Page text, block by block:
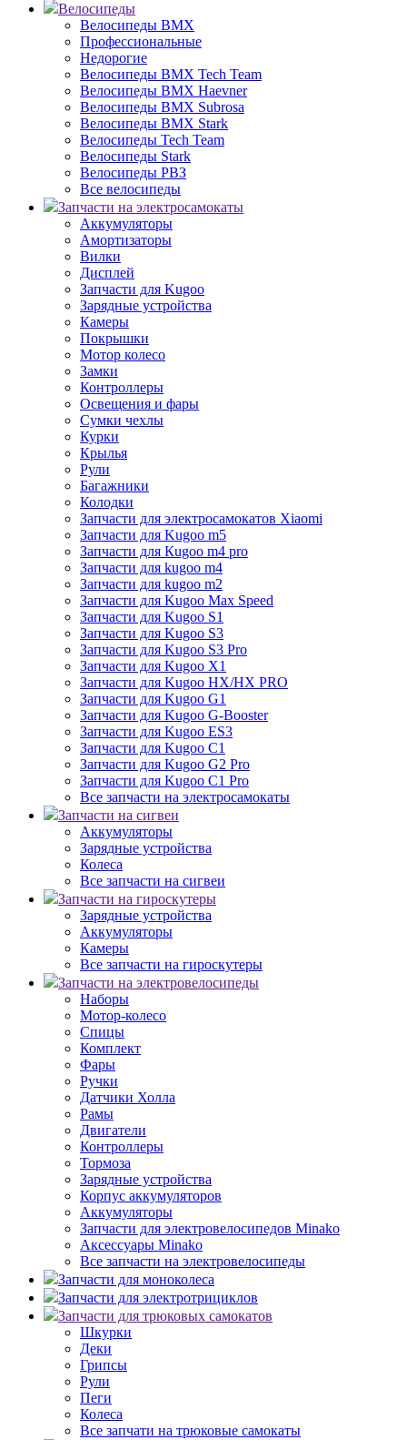
Велосипеды
Велосипеды BMX
Профессиональные
Недорогие
Велосипеды BMX Tech Team
Велосипеды BMX Haevner
Велосипеды BMX Subrosa
Велосипеды BMX Stark
Велосипеды Tech Team
Велосипеды Stark
Велосипеды РВЗ
Все велосипеды
Запчасти на электросамокаты
Аккумуляторы
Амортизаторы
Вилки
Дисплей
Запчасти для Kugoo
Зарядные устройства
Камеры
Покрышки
Мотор колесо
Замки
Контроллеры
Освещения и фары
Сумки чехлы
Курки
Крылья
Рули
Багажники
Колодки
Запчасти для электросамокатов Xiaomi
Запчасти для Kugoo m5
Запчасти для Кugoo m4 pro
Запчасти для kugoo m4
Запчасти для kugoo m2
Запчасти для Kugoo Max Speed
Запчасти для Kugoo S1
Запчасти для Kugoo S3
Запчасти для Kugoo S3 Pro
Запчасти для Kugoo X1
Запчасти для Kugoo HX/HX PRO
Запчасти для Kugoo G1
Запчасти для Kugoo G-Booster
Запчасти для Kugoo ES3
Запчасти для Kugoo C1
Запчасти для Kugoo G2 Pro
Запчасти для Kugoo C1 Pro
Все запчасти на электросамокаты
Запчасти на сигвеи
Аккумуляторы
Зарядные устройства
Колеса
Все запчасти на сигвеи
Запчасти на гироскутеры
Зарядные устройства
Аккумуляторы
Камеры
Все запчасти на гироскутеры
Запчасти на электровелосипеды
Наборы
Мотор-колесо
Спицы
Комплект
Фары
Ручки
Датчики Холла
Рамы
Двигатели
Контроллеры
Тормоза
Зарядные устройства
Корпус аккумуляторов
Аккумуляторы
Запчасти для электровелосипедов Minako
Аксессуары Minako
Все запчасти на электровелосипеды
Запчасти для моноколеса
Запчасти для электротрициклов
Запчасти для трюковых самокатов
Шкурки
Деки
Грипсы
Рули
Пеги
Колеса
Все запчати на трюковые самокаты